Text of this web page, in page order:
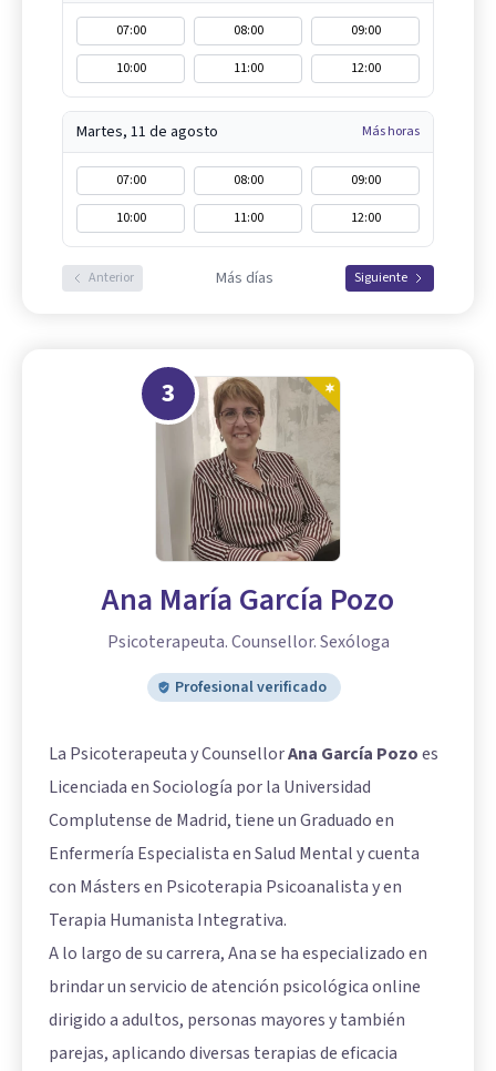
07:00 08:00
09:00
10:00
11:00 12:00
Martes, 11 de agosto Más horas
07:00 08:00
09:00
10:00
11:00 12:00
Anterior Más días Siguiente
3
Ana María García Pozo
Psicoterapeuta. Counsellor. Sexóloga
Profesional verificado
La Psicoterapeuta y CounsellorAna García Pozoes
Licenciada en Sociología por la Universidad
Complutense de Madrid, tiene un Graduado en
Enfermería Especialista en Salud Mental y cuenta
con Másters en Psicoterapia Psicoanalista y en
Terapia Humanista Integrativa.
A lo largo de su carrera, Ana se ha especializado en
brindar un servicio de atención psicológica online
dirigido a adultos, personas mayores y también
parejas, aplicando diversas terapias de eficacia